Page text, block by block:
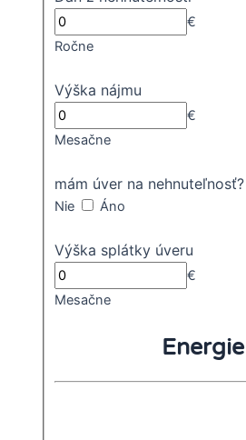
€
Ročne
Výška nájmu
€
Mesačne
mám úver na nehnuteľnosť?
Nie Áno
Výška splátky úveru
€
Mesačne
Energie